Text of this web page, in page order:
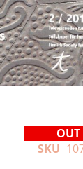
OUT
SKU